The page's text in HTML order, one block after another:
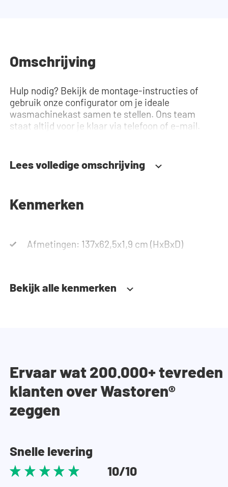
Omschrijving
Hulp nodig? Bekijk de montage-instructies of
gebruik onze configurator om je ideale
wasmachinekast samen te stellen. Ons team
staat altijd voor je klaar via telefoon of e-mail.
Lees volledige omschrijving
Kenmerken
Afmetingen: 137x62,5x1,9 cm (HxBxD)
Bekijk alle kenmerken
Ervaar wat 200.000+ tevreden
klanten over Wastoren®
zeggen
Snelle levering
10/10